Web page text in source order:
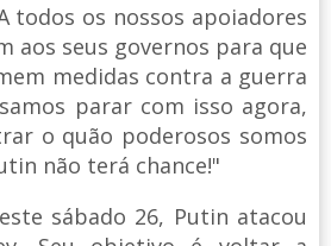
todos os nossos apoiadores
aos seus governos para que
medidas contra a guerra
parar com isso agora,
o quão poderosos somos
não terá chance!"
sábado 26, Putin atacou